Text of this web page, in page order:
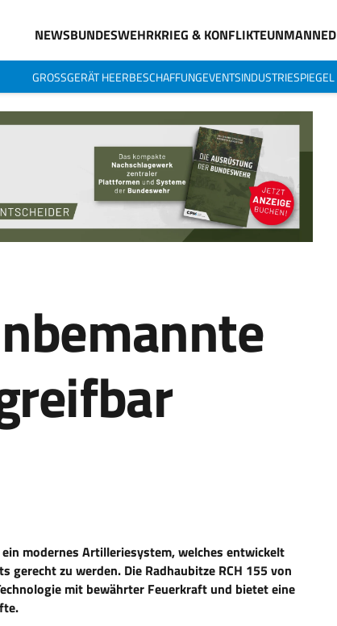
NEWSBUNDESWEHRKRIEG & KONFLIKTEUNMANNED
GROSSGERÄT HEERBESCHAFFUNGEVENTSINDUSTRIESPIEGEL
modernes Artilleriesystem, welches entwickelt
zu werden. Die Radhaubitze RCH 155 von
mit bewährter Feuerkraft und bietet eine